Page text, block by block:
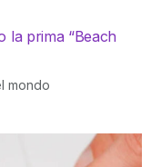
la prima “Beach
mondo